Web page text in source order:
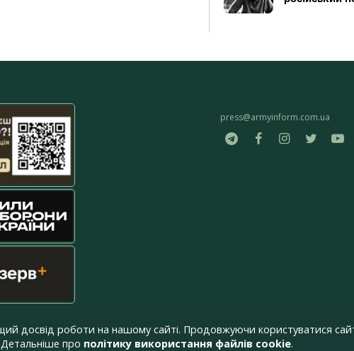
press@armyinform.com.ua
досвід роботи на нашому сайті. Продовжуючи користуватися
про політику використання файлів cookie.